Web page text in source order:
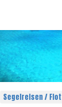
Segelreisen /